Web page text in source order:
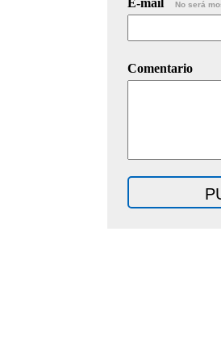
No será
Comentario